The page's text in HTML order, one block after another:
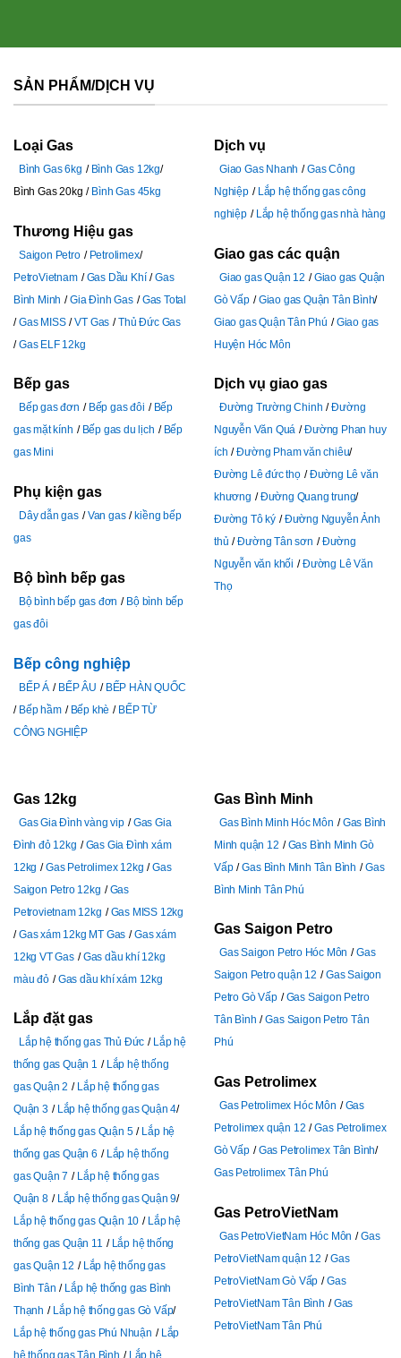
SẢN PHẨM/DỊCH VỤ
Loại Gas
Bình Gas 6kg
Bình Gas 12kg
Bình Gas 20kg
Bình Gas 45kg
Thương Hiệu gas
Saigon Petro
Petrolimex
PetroVietnam
Gas Dầu Khí
Gas
Bình Minh
Gia Đình Gas
Gas Total
Gas MISS
VT Gas
Thủ Đức Gas
Gas ELF 12kg
Bếp gas
Bếp gas đơn Bếp gas đôi
Bếp
gas mặt kính
Bếp gas du lịch
Bếp
gas Mini
Phụ kiện gas
Dây dẫn gas Van gas
kiềng bếp
gas
Bộ bình bếp gas
Bộ bình bếp gas đơn
Bộ bình bếp
gas đôi
Bếp công nghiệp
BẾP Á BẾP ÂU
BẾP HÀN QUỐC
Bếp hầm
Bếp khè
BẾP TỪ
CÔNG NGHIỆP
Dịch vụ
Giao Gas Nhanh
Gas Công
Nghiệp
Lắp hệ thống gas công
nghiệp
Lắp hệ thống gas nhà hàng
Giao gas các quận
Giao gas Quận 12
Giao gas Quận
Gò Vấp
Giao gas Quận Tân Bình
Giao gas Quận Tân Phú
Giao gas
Huyện Hóc Môn
Dịch vụ giao gas
Đường Trường Chinh
Đường
Nguyễn Văn Quá
Đường Phan huy
ích
Đường Pham văn chiêu
Đường Lê đức thọ
Đường Lê văn
khương
Đường Quang trung
Đường Tô ký
Đường Nguyễn Ảnh
thủ
Đường Tân sơn
Đường
Nguyễn văn khối
Đường Lê Văn
Thọ
Gas 12kg
Gas Gia Đình vàng vip
Gas Gia
Đình đỏ 12kg
Gas Gia Đình xám
12kg
Gas Petrolimex 12kg
Gas
Saigon Petro 12kg
Gas
Petrovietnam 12kg
Gas MISS 12kg
Gas xám 12kg MT Gas
Gas xám
12kg VT Gas
Gas dầu khí 12kg
màu đỏ
Gas dầu khí xám 12kg
Lắp đặt gas
Lắp hệ thống gas Thủ Đức
Lắp hệ
thống gas Quận 1
Lắp hệ thống
gas Quận 2
Lắp hệ thống gas
Quận 3
Lắp hệ thống gas Quận 4
Lắp hệ thống gas Quận 5
Lắp hệ
thống gas Quận 6
Lắp hệ thống
gas Quận 7
Lắp hệ thống gas
Quận 8
Lắp hệ thống gas Quận 9
Lắp hệ thống gas Quận 10
Lắp hệ
thống gas Quận 11
Lắp hệ thống
gas Quận 12
Lắp hệ thống gas
Bình Tân
Lắp hệ thống gas Bình
Thạnh
Lắp hệ thống gas Gò Vấp
Lắp hệ thống gas Phú Nhuận
Lắp
Gas Bình Minh
Gas Bình Minh Hóc Môn
Gas Bình
Minh quận 12
Gas Bình Minh Gò
Vấp
Gas Bình Minh Tân Bình
Gas
Bình Minh Tân Phú
Gas Saigon Petro
Gas Saigon Petro Hóc Môn
Gas
Saigon Petro quận 12
Gas Saigon
Petro Gò Vấp
Gas Saigon Petro
Tân Bình
Gas Saigon Petro Tân
Phú
Gas Petrolimex
Gas Petrolimex Hóc Môn
Gas
Petrolimex quận 12
Gas Petrolimex
Gò Vấp
Gas Petrolimex Tân Bình
Gas Petrolimex Tân Phú
Gas PetroVietNam
Gas PetroVietNam Hóc Môn
Gas
PetroVietNam quận 12
Gas
PetroVietNam Gò Vấp
Gas
PetroVietNam Tân Bình
Gas
PetroVietNam Tân Phú